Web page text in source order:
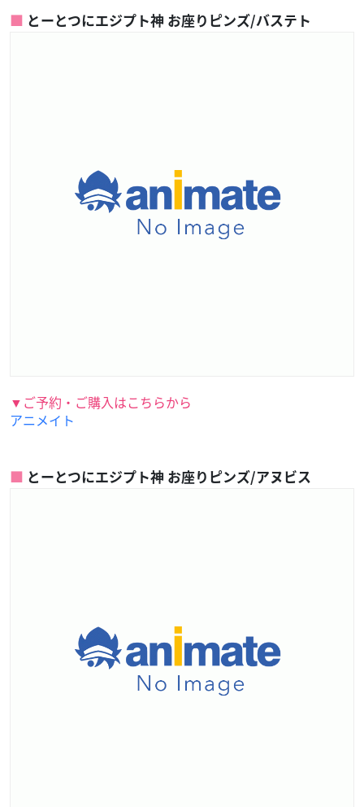
とーとつにエジプト神 お座りピンズ/バステト
▼ご予約・ご購入はこちらから
アニメイト
とーとつにエジプト神 お座りピンズ/アヌビス